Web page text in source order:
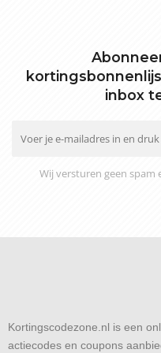
inbox
Wij versturen geen spam
Kortingscodezone.nl is een
actiecodes en coupons